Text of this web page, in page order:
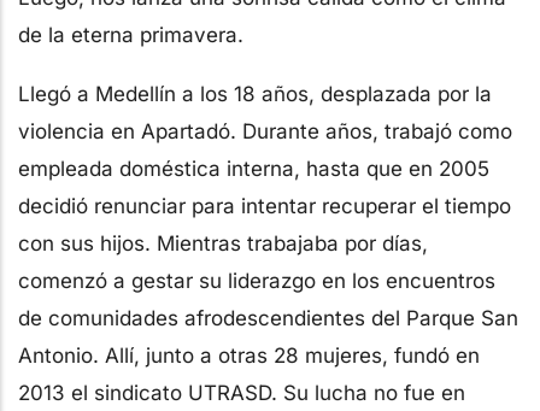
de la eterna primavera.
Llegó a Medellín a los 18 años, desplazada por la
violencia en Apartadó. Durante años, trabajó como
empleada doméstica interna, hasta que en 2005
decidió renunciar para intentar recuperar el tiempo
con sus hijos. Mientras trabajaba por días,
comenzó a gestar su liderazgo en los encuentros
de comunidades afrodescendientes del Parque San
Antonio. Allí, junto a otras 28 mujeres, fundó en
2013 el sindicato UTRASD. Su lucha no fue en